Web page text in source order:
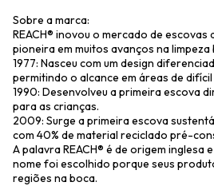
Sobre a marca:
REACH® inovou o mercado de
pioneira em muitos avanços na limpeza
1977: Nasceu com um design
permitindo o alcance em áreas de
1990: Desenvolveu a primeira escova
para as crianças.
2009: Surge a primeira escova
com 40% de material reciclado pré-
A palavra REACH® é de origem inglesa
nome foi escolhido porque seus
regiões na boca.